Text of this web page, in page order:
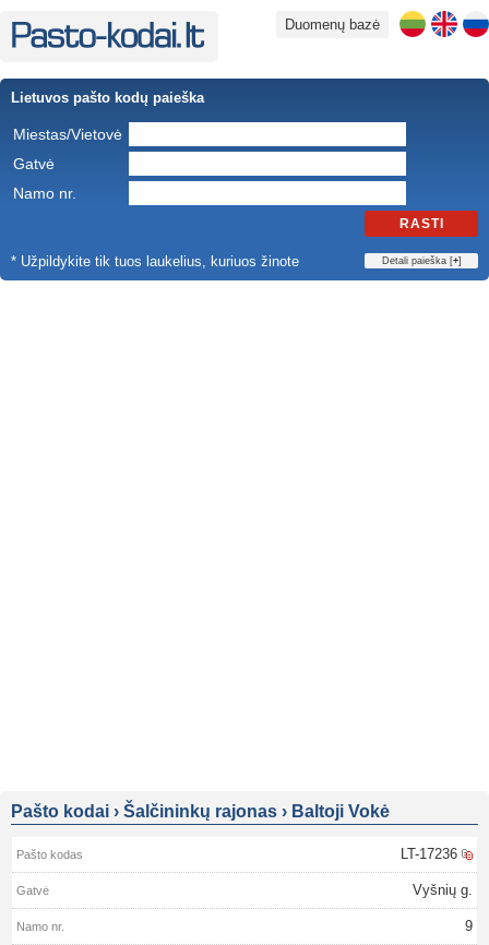
Duomenų bazė
Lietuvos pašto kodų paieška
Miestas/Vietovė
Gatvė
Namo nr.
RASTI
* Užpildykite tik tuos laukelius, kuriuos žinote Detali paieška [+]
Pašto kodai › Šalčininkų rajonas › Baltoji Vokė
LT-17236
Vyšnių g.
9